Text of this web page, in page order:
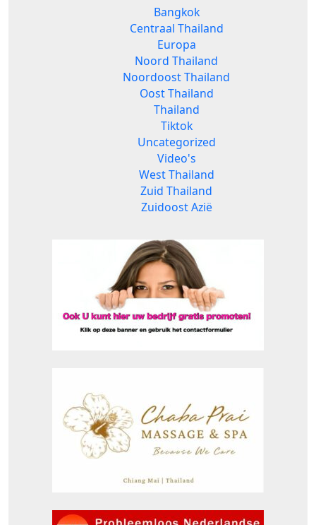
Bangkok
Centraal Thailand
Europa
Noord Thailand
Noordoost Thailand
Oost Thailand
Thailand
Tiktok
Uncategorized
Video's
West Thailand
Zuid Thailand
Zuidoost Azië